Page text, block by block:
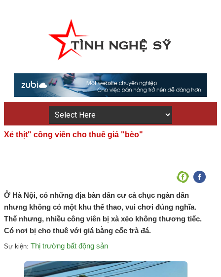
Xẻ thịt" công viên cho thuê giá "bèo"
Ở Hà Nội, có những địa bàn dân cư cả chục ngàn dân
nhưng không có một khu thể thao, vui chơi đúng nghĩa.
Thế nhưng, nhiều công viên bị xà xẻo không thương tiếc.
Có nơi bị cho thuê với giá bằng cốc trà đá.
Sự kiện: Thị trường bất động sản